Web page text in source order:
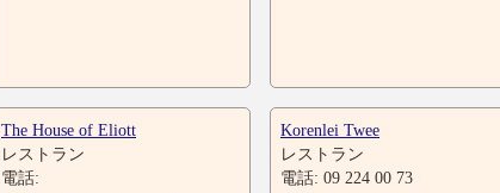
The House of Eliott
レストラン
電話:
Korenlei Twee
レストラン
電話: 09 224 00 73